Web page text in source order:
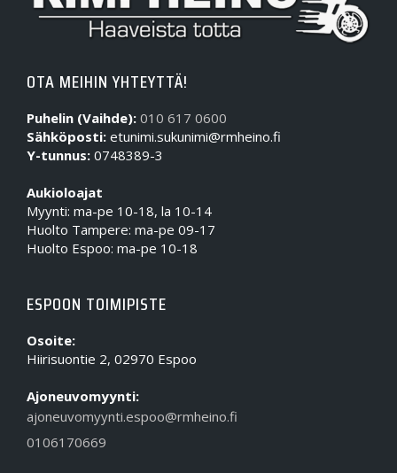
OTA MEIHIN YHTEYTTÄ!
Puhelin (Vaihde): 010 617 0600
Sähköposti: etunimi.sukunimi@rmheino.fi
Y-tunnus: 0748389-3
Aukioloajat
Myynti: ma-pe 10-18, la 10-14
Huolto Tampere: ma-pe 09-17
Huolto Espoo: ma-pe 10-18
ESPOON TOIMIPISTE
Osoite:
Hiirisuontie 2, 02970 Espoo
Ajoneuvomyynti:
ajoneuvomyynti.espoo@rmheino.fi
0106170669